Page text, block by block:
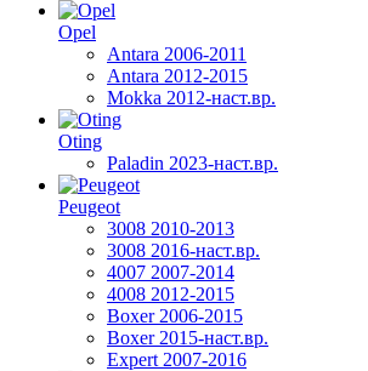
Opel
Antara 2006-2011
Antara 2012-2015
Mokka 2012-наст.вр.
Oting
Paladin 2023-наст.вр.
Peugeot
3008 2010-2013
3008 2016-наст.вр.
4007 2007-2014
4008 2012-2015
Boxer 2006-2015
Boxer 2015-наст.вр.
Expert 2007-2016